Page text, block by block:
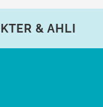
& AHLI